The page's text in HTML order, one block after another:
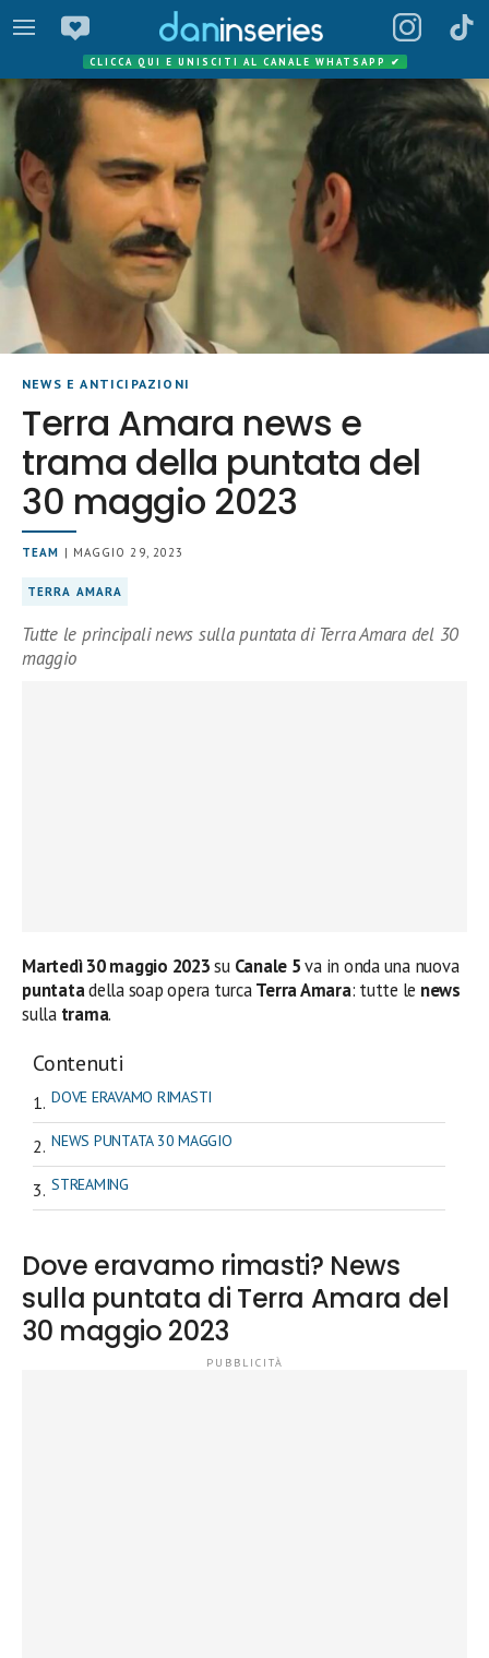
CLICCA QUI E UNISCITI AL CANALE WHATSAPP ✔
NEWS E ANTICIPAZIONI
Terra Amara news e
trama della puntata del
30 maggio 2023
TEAM | MAGGIO 29, 2023
TERRA AMARA
Tutte le principali news sulla puntata di Terra Amara del 30
maggio
Martedì 30 maggio 2023su Canale 5va in onda una nuova
puntatadella soap opera turcaTerra Amara: tutte le news
sulla trama.
Contenuti
DOVE ERAVAMO RIMASTI
NEWS PUNTATA 30 MAGGIO
STREAMING
Dove eravamo rimasti? News
sulla puntata di Terra Amara del
30 maggio 2023